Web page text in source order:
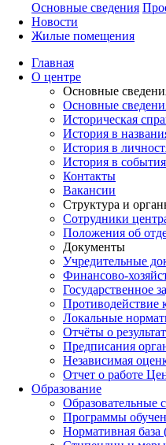
Основные сведения
Новости
Жилые помещения
Главная
О центре
Основные
Основные
Историческая
История в
История в
История в
Контакты
Вакансии
Структура и
Сотрудники
Положения об
Документы
Учредительные
Финансово-
Государственное
Противодействие
Локальные
Отчёты о
Предписания
Независимая
Отчет о работе
Образование
Образовательные
Программы
Нормативная база